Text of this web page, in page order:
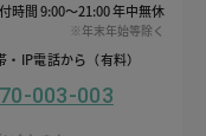
時間 9:00～21:00 年中無休
※年末年始等除く
・IP電話から（有料）
003-003